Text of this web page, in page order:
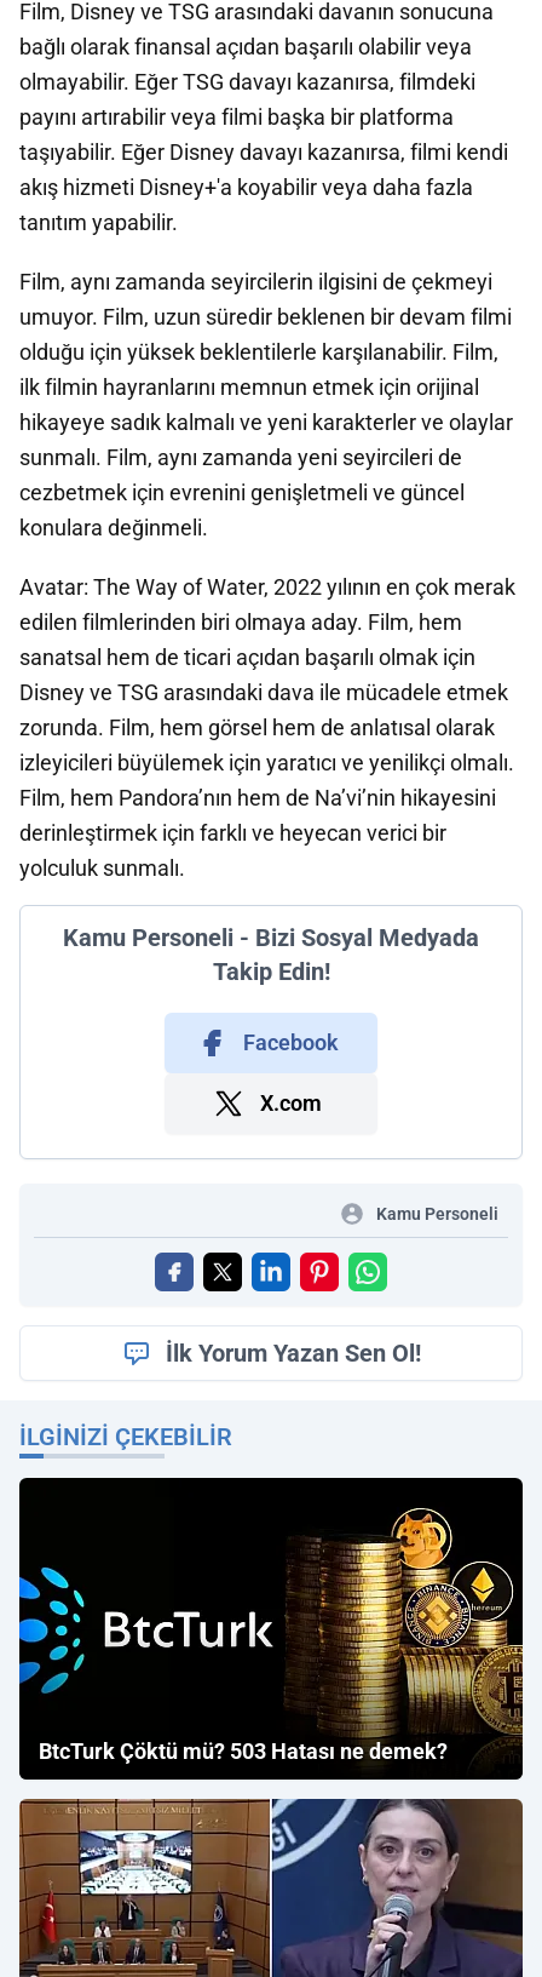
Film, Disney ve TSG arasındaki davanın sonucuna
bağlı olarak finansal açıdan başarılı olabilir veya
olmayabilir. Eğer TSG davayı kazanırsa, filmdeki
payını artırabilir veya filmi başka bir platforma
taşıyabilir. Eğer Disney davayı kazanırsa, filmi kendi
akış hizmeti Disney+'a koyabilir veya daha fazla
tanıtım yapabilir.
Film, aynı zamanda seyircilerin ilgisini de çekmeyi
umuyor. Film, uzun süredir beklenen bir devam filmi
olduğu için yüksek beklentilerle karşılanabilir. Film,
ilk filmin hayranlarını memnun etmek için orijinal
hikayeye sadık kalmalı ve yeni karakterler ve olaylar
sunmalı. Film, aynı zamanda yeni seyircileri de
cezbetmek için evrenini genişletmeli ve güncel
konulara değinmeli.
Avatar: The Way of Water, 2022 yılının en çok merak
edilen filmlerinden biri olmaya aday. Film, hem
sanatsal hem de ticari açıdan başarılı olmak için
Disney ve TSG arasındaki dava ile mücadele etmek
zorunda. Film, hem görsel hem de anlatısal olarak
izleyicileri büyülemek için yaratıcı ve yenilikçi olmalı.
Film, hem Pandora’nın hem de Na’vi’nin hikayesini
derinleştirmek için farklı ve heyecan verici bir
yolculuk sunmalı.
Kamu Personeli - Bizi Sosyal Medyada
Takip Edin!
Facebook
X.com
Kamu Personeli
İlk Yorum Yazan Sen Ol!
İLGINIZI ÇEKEBILIR
BtcTurk Çöktü mü? 503 Hatası ne demek?